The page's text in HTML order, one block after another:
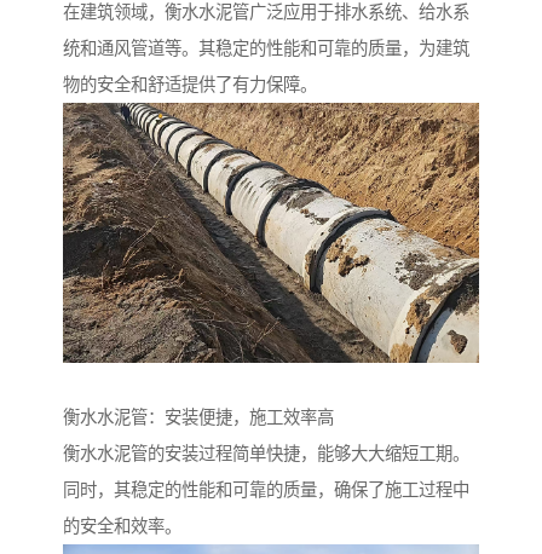
在建筑领域，衡水水泥管广泛应用于排水系统、给水系
统和通风管道等。其稳定的性能和可靠的质量，为建筑
物的安全和舒适提供了有力保障。
衡水水泥管：安装便捷，施工效率高
衡水水泥管的安装过程简单快捷，能够大大缩短工期。
同时，其稳定的性能和可靠的质量，确保了施工过程中
的安全和效率。